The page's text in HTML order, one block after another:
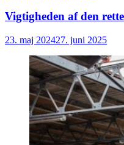
Vigtigheden af den
23. maj 202427. juni 2025